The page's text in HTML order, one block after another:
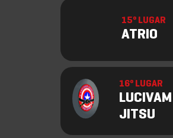
15º LUGAR
ATRIO
16º LUGAR
JITSU